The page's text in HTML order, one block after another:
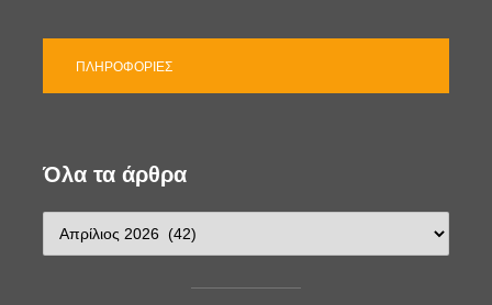
ΠΛΗΡΟΦΟΡΊΕΣ
Όλα τα άρθρα